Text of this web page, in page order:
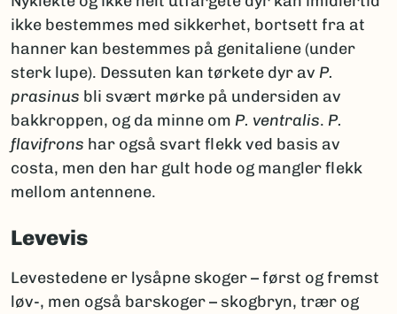
ikke bestemmes med sikkerhet, bortsett fra at
hanner kan bestemmes på genitaliene (under
sterk lupe). Dessuten kan tørkete dyr av P.
prasinus bli svært mørke på undersiden av
bakkroppen, og da minne om P. ventralis. P.
flavifrons har også svart flekk ved basis av
costa, men den har gult hode og mangler flekk
mellom antennene.
Levevis
Levestedene er lysåpne skoger – først og fremst
løv-, men også barskoger – skogbryn, trær og